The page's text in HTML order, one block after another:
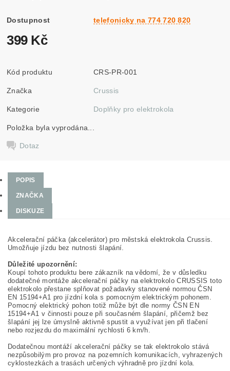
Dostupnost telefonicky na 774 720 820
399 Kč
Kód produktu CRS-PR-001
Značka Crussis
Kategorie Doplňky pro elektrokola
Položka byla vyprodána...
Dotaz
POPIS
ZNAČKA
DISKUZE
Akcelerační páčka (akcelerátor) pro městská elektrokola Crussis.
Umožňuje jízdu bez nutnosti šlapání.
Důležité upozornění:
Koupí tohoto produktu bere zákazník na vědomí, že v důsledku
dodatečné montáže akcelerační páčky na elektrokolo CRUSSIS toto
elektrokolo přestane splňovat požadavky stanovené normou ČSN
EN 15194+A1 pro jízdní kola s pomocným elektrickým pohonem.
Pomocný elektrický pohon totiž může být dle normy ČSN EN
15194+A1 v činnosti pouze při současném šlapání, přičemž bez
šlapání jej lze úmyslně aktivně spustit a využívat jen při tlačení
nebo rozjezdu do maximální rychlosti 6 km/h.
Dodatečnou montáží akcelerační páčky se tak elektrokolo stává
nezpůsobilým pro provoz na pozemních komunikacích, vyhrazených
cyklostezkách a trasách určených výhradně pro jízdní kola.